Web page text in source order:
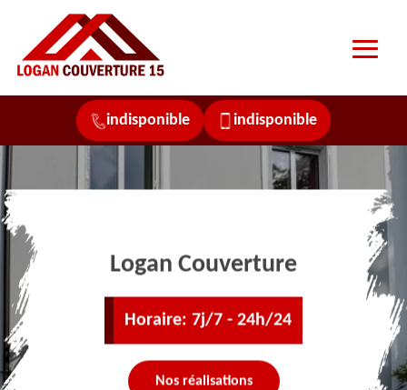
indisponible indisponible
Logan Couverture
Horaire: 7j/7 - 24h/24
Nos réalisations